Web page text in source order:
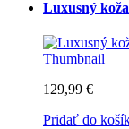
Luxusný
129,99 €
Pridať do